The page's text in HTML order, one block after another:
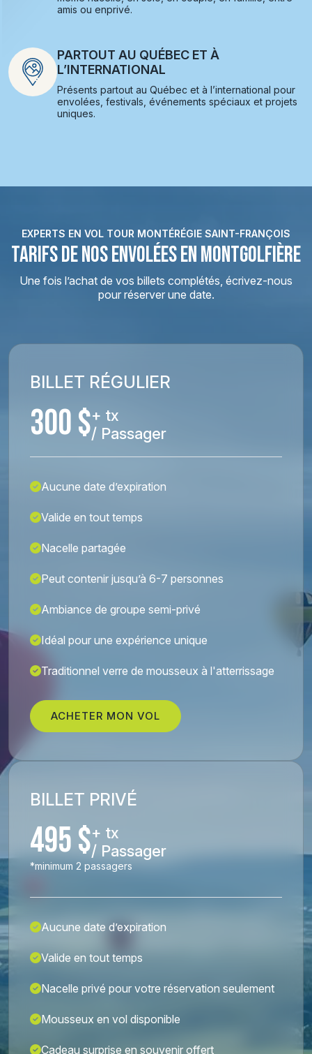
amis ou enprivé.
PARTOUT AU QUÉBEC ET À
L’INTERNATIONAL
Présents partout au Québec et à l’international pour
envolées, festivals, événements spéciaux et projets
uniques.
EXPERTS EN VOL TOUR MONTÉRÉGIE SAINT-FRANÇOIS
TARIFS DE NOS ENVOLÉES EN MONTGOLFIÈRE
Une fois l’achat de vos billets complétés, écrivez-nous
pour réserver une date.
BILLET RÉGULIER
300 $+ tx
/ Passager
Aucune date d’expiration
Valide en tout temps
Nacelle partagée
Peut contenir jusqu’à 6-7 personnes
Ambiance de groupe semi-privé
Idéal pour une expérience unique
Traditionnel verre de mousseux à l'atterrissage
ACHETER MON VOL
BILLET PRIVÉ
495 $+ tx
/ Passager
*minimum 2 passagers
Aucune date d’expiration
Valide en tout temps
Nacelle privé pour votre réservation seulement
Mousseux en vol disponible
Cadeau surprise en souvenir offert